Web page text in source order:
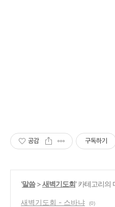
공감 구독하기
'말씀>새벽기도회' 카테고리의
새벽기도회 - 스바냐 (0)